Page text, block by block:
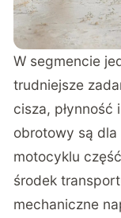
W segmencie
trudniejsze
cisza,
obrotowy są
motocyklu
środek
mechaniczne